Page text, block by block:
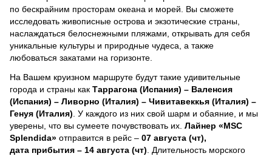
по бескрайним просторам океана и морей. Вы сможете
исследовать живописные острова и экзотические страны,
наслаждаться белоснежными пляжами, открывать для себя
уникальные культуры и природные чудеса, а также
любоваться закатами на горизонте.
На Вашем круизном маршруте будут такие удивительные
города и страны как Таррагона (Испания) – Валенсия
(Испания) – Ливорно (Италия) – Чивитавеккья (Италия) –
Генуя (Италия) . У каждого из них свой шарм и обаяние, и мы
уверены, что вы сумеете почувствовать их. Лайнер «MSC
Splendida» отправится в рейс – 07 августа (чт),
дата прибытия – 14 августа (чт) . Длительность морского